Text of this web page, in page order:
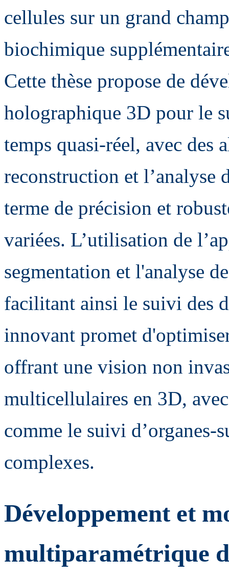
cellules sur un grand
biochimique
Cette thèse propose de
holographique 3D pour le
temps quasi-réel, avec des
reconstruction et l’analyse
terme de précision et
variées. L’utilisation de
segmentation et l'analyse
facilitant ainsi le suivi des
innovant promet
offrant une vision non
multicellulaires en 3D,
comme le suivi d’organes-
complexes.
Développement et
multiparamétrique